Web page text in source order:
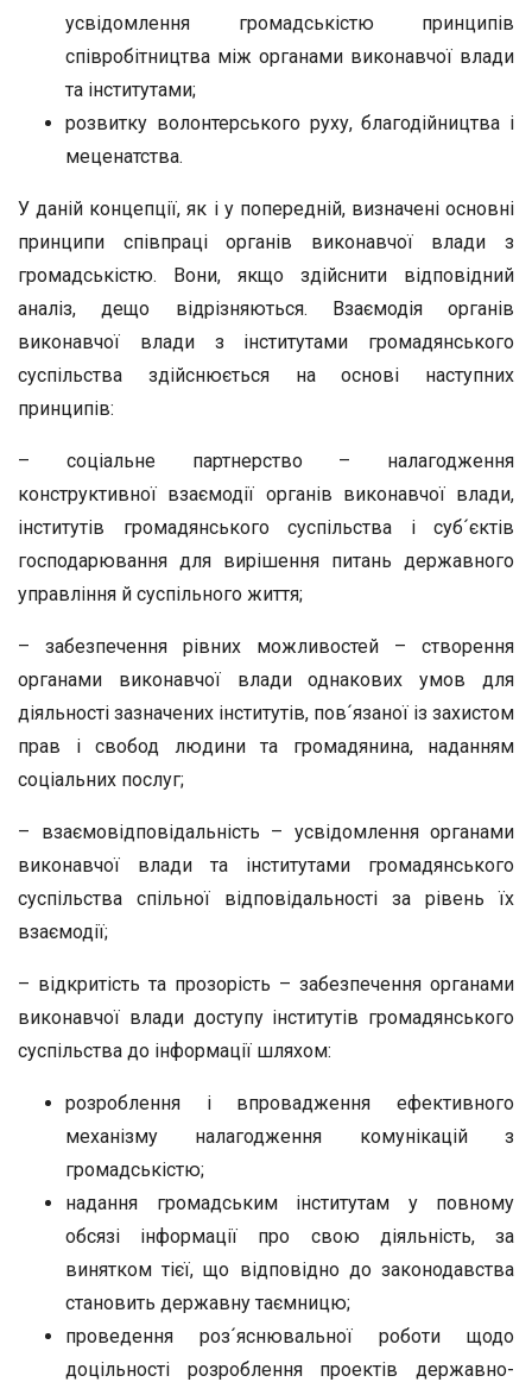
усвідомлення громадськістю принципів
співробітництва між органами виконавчої влади
та інститутами;
розвитку волонтерського руху, благодійництва і
меценатства.
У даній концепції, як і у попередній, визначені основні
принципи співпраці органів виконавчої влади з
громадськістю. Вони, якщо здійснити відповідний
аналіз, дещо відрізняються. Взаємодія органів
виконавчої влади з інститутами громадянського
суспільства здійснюється на основі наступних
принципів:
– соціальне партнерство – налагодження
конструктивної взаємодії органів виконавчої влади,
інститутів громадянського суспільства і суб´єктів
господарювання для вирішення питань державного
управління й суспільного життя;
– забезпечення рівних можливостей – створення
органами виконавчої влади однакових умов для
діяльності зазначених інститутів, пов´язаної із захистом
прав і свобод людини та громадянина, наданням
соціальних послуг;
– взаємовідповідальність – усвідомлення органами
виконавчої влади та інститутами громадянського
суспільства спільної відповідальності за рівень їх
взаємодії;
– відкритість та прозорість – забезпечення органами
виконавчої влади доступу інститутів громадянського
суспільства до інформації шляхом:
розроблення і впровадження ефективного
механізму налагодження комунікацій з
громадськістю;
надання громадським інститутам у повному
обсязі інформації про свою діяльність, за
винятком тієї, що відповідно до законодавства
становить державну таємницю;
проведення роз´яснювальної роботи щодо
доцільності розроблення проектів державно-